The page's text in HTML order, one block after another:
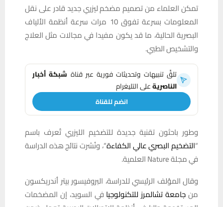
تمكن العلماء من تصميم مضخم ليزري جديد قادر على نقل
المعلومات بسرعة تفوق 10 مرات سرعة أنظمة الألياف
البصرية الحالية، ما قد يكون مفيدا في مجالات مثل العلاج
والتشخيص الطبي.
تلقَّ تنبيهات وتحديثات فورية عبر قناة شبكة أخبار
الناصريةعلى التليغرام
انضم للقناة
وطور باحثون تقنية جديدة للتضخيم الليزري تُعرف باسم
“التضخيم البصري عالي الكفاءة“، ونُشرت نتائج هذه الدراسة
في مجلة Nature العلمية.
وقال المؤلف الرئيسي للدراسة، البروفيسور بيتر أندريكسون
منجامعة تشالمرز للتكنولوجيا في السويد، إن المضخمات